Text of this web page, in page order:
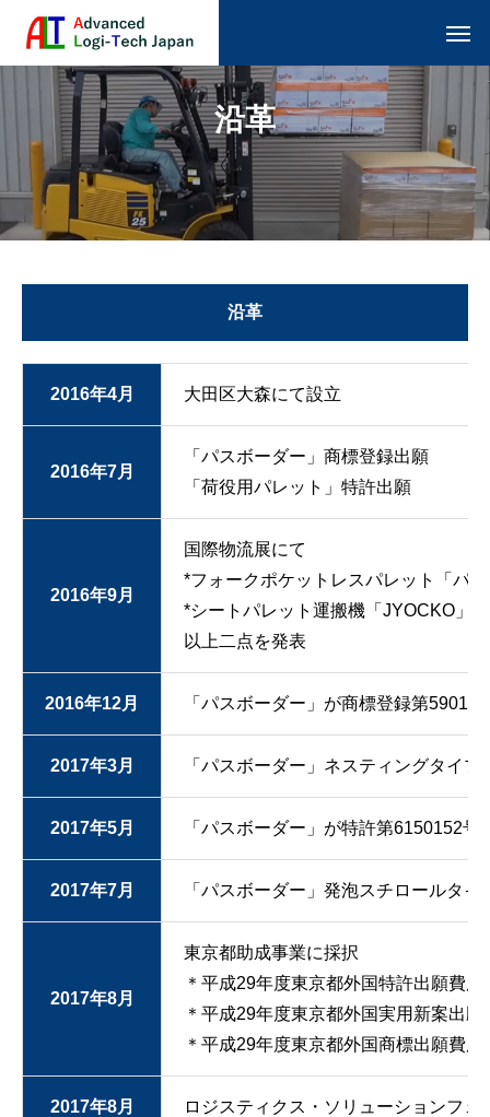
沿革
沿革
2016年4月 大田区大森にて設立
2016年7月
「パスボーダー」商標登録出願
「荷役用パレット」特許出願
2016年9月
国際物流展にて
*フォークポケットレスパレット「パ
*シートパレット運搬機「JYOCKO」
以上二点を発表
2016年12月 「パスボーダー」が商標登録第
2017年3月 「パスボーダー」ネスティングタイ
2017年5月 「パスボーダー」が特許第6150152号
2017年7月 「パスボーダー」発泡スチロールタ
2017年8月
東京都助成事業に採択
＊平成29年度東京都外国特許出願費用
＊平成29年度東京都外国実用新案出願
＊平成29年度東京都外国商標出願費用
2017年8月 ロジスティクス・ソリューションフェ